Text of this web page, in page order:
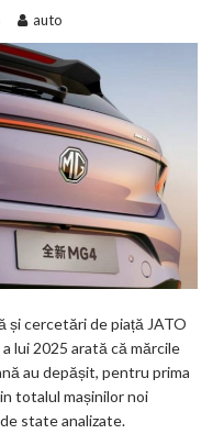
auto
și cercetări de piață JATO
lui 2025 arată că mărcile
au depășit, pentru prima
totalul mașinilor noi
state analizate.